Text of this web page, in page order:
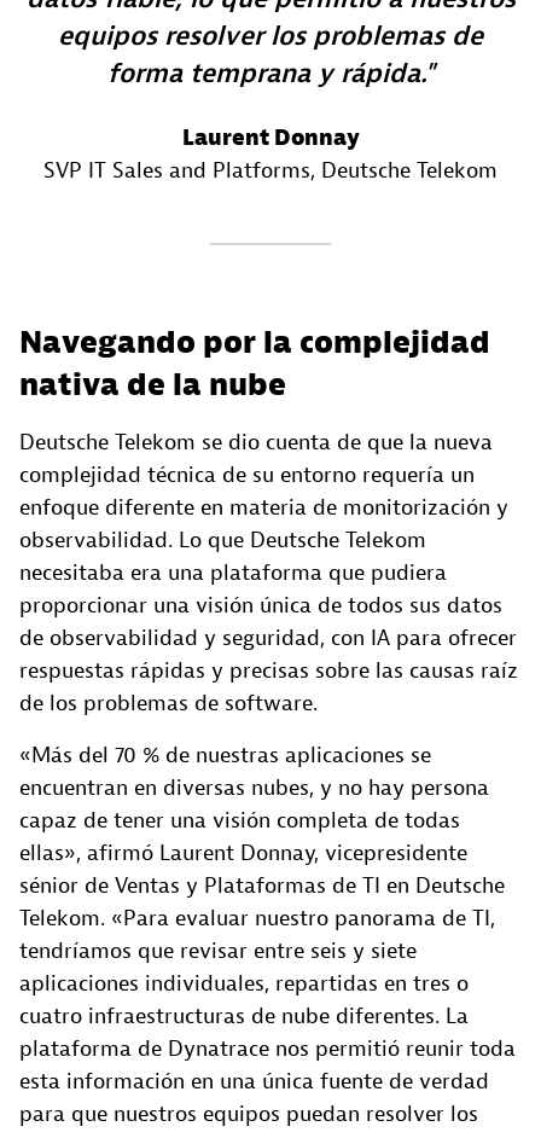
equipos resolver los problemas de
forma temprana y rápida.
Laurent Donnay
SVP IT Sales and Platforms, Deutsche Telekom
Navegando por la complejidad
nativa de la nube
Deutsche Telekom se dio cuenta de que la nueva
complejidad técnica de su entorno requería un
enfoque diferente en materia de monitorización y
observabilidad. Lo que Deutsche Telekom
necesitaba era una plataforma que pudiera
proporcionar una visión única de todos sus datos
de observabilidad y seguridad, con IA para ofrecer
respuestas rápidas y precisas sobre las causas raíz
de los problemas de software.
«Más del 70 % de nuestras aplicaciones se
encuentran en diversas nubes, y no hay persona
capaz de tener una visión completa de todas
ellas», afirmó Laurent Donnay, vicepresidente
sénior de Ventas y Plataformas de TI en Deutsche
Telekom. «Para evaluar nuestro panorama de TI,
tendríamos que revisar entre seis y siete
aplicaciones individuales, repartidas en tres o
cuatro infraestructuras de nube diferentes. La
plataforma de Dynatrace nos permitió reunir toda
esta información en una única fuente de verdad
para que nuestros equipos puedan resolver los